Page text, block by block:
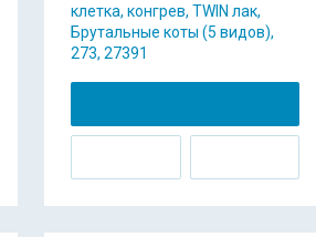
клетка, конгрев, TWIN лак,
Брутальные коты (5 видов),
273, 27391